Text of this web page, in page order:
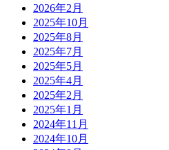
2026年2月
2025年10月
2025年8月
2025年7月
2025年5月
2025年4月
2025年2月
2025年1月
2024年11月
2024年10月